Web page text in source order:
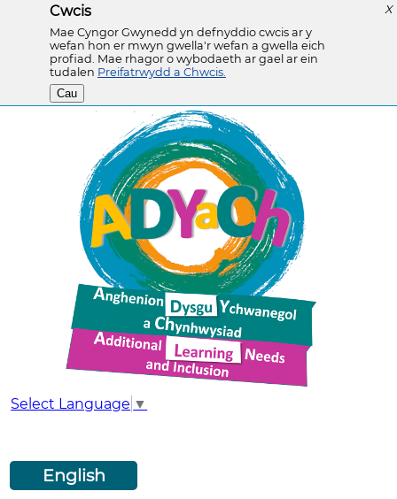
X
Cwcis
Mae Cyngor Gwynedd yn defnyddio cwcis ar y
wefan hon er mwyn gwella'r wefan a gwella eich
profiad. Mae rhagor o wybodaeth ar gael ar ein
tudalen Preifatrwydd a Chwcis.
Cau
Select Language ▼
English